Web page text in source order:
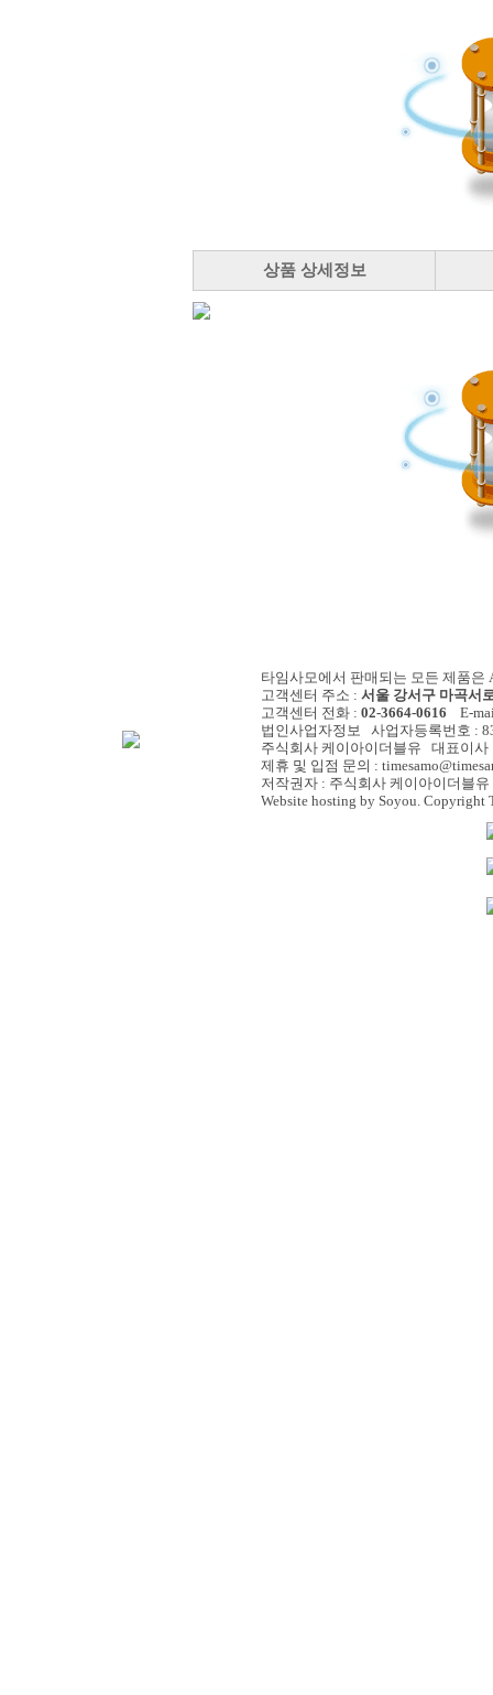
상품 상세정보
타임사모에서 판매되는 모든 제품은
고객센터 주소 : 서울 강서구 마곡서
고객센터 전화 : 02-3664-0616 E-
법인사업자정보 사업자등록번호 :
주식회사 케이아이더블유 대표이
제휴 및 입점 문의 :
저작권자 : 주식회사 케이아이더블
Website hosting by Soyou. Copyright